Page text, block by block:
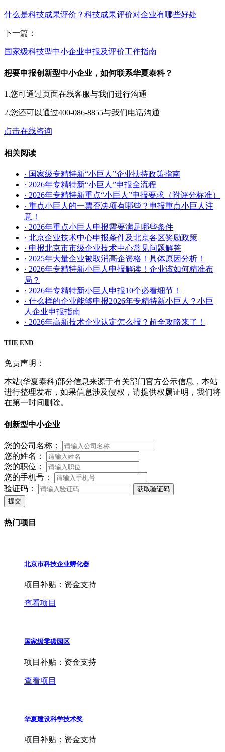
什么是科技成果评价？科技成果评价对企业有哪些好处
下一篇：
国家级科技型中小企业申报及评价工作指南
想要申报创新型中小企业，如何联系华夏泰科？
1.您可通过页面在线客服与我们进行沟通
2.您还可以通过400-086-8855与我们电话沟通
点击在线咨询
相关阅读
· 国家级专精特新“小巨人”企业扶持政策指南
· 2026年专精特新“小巨人”申报全流程
· 2026年专精特新重点“小巨人”申报要求（附评分标准）
· 重点小巨人的一票否决项有哪些？申报重点小巨人注
意！
· 2026年重点小巨人申报需要满足哪些条件
· 北京企业技术中心申报条件及北京各区奖励政策
· 申报北京市市级企业技术中心常见问题解答
· 2025年大量企业被取消高企资格！具体原因分析！
· 2026年专精特新小巨人申报解读！企业该如何精准布
局？
· 2026年专精特新小巨人申报10个必看细节！
· 什么样的企业能够申报2026年专精特新小巨人？小巨
人企业申报指南
· 2026年高新技术企业认定怎么报？超全攻略来了！
THE END
免责声明：
本站(华夏泰科)部分信息来源于有关部门官方公示信息，本站
进行整理发布，如果信息涉及侵权，请提供权属证明，我们将
在第一时间删除。
创新型中小企业
您的公司名称：
您的姓名：
您的职位：
您的手机号：
验证码：
获取验证码
提交
热门项目
北京市科技企业孵化器
项目补贴： 资金支持
查看项目
国家级零碳园区
项目补贴： 资金支持
查看项目
华夏建设科学技术奖
项目补贴： 资金支持